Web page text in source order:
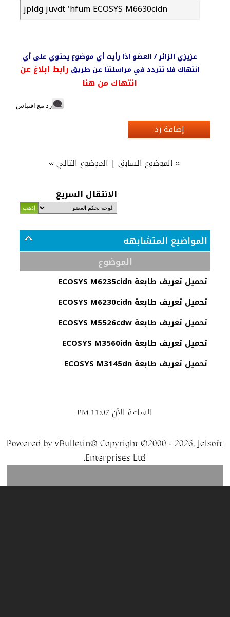
jpldg juvdt 'hfum ECOSYS M6630cidn
عزيزي الزائر / العضو اذا رأيت أي موضوع يحتوي على أي
انتهاك فلا تتردد في مراسلتنا عن طريق رابط ابلاغ عن
انتهاك من هنا
رد مع اقتباس
إضافة رد
« الموضوع السابق| الموضوع التالي»
الانتقال السريع
المواضيع المتشابهه
الموضوع
تحميل تعريف طابعة ECOSYS M6235cidn
تحميل تعريف طابعة ECOSYS M6230cidn
تحميل تعريف طابعة ECOSYS M5526cdw
تحميل تعريف طابعة ECOSYS M3560idn
تحميل تعريف طابعة ECOSYS M3145dn
الساعة الآن 11:07 PM
Powered by vBulletin® Copyright ©2000 - 2026, Jelsoft
Enterprises Ltd.